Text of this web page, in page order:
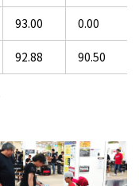
93.00 0.00
92.88 90.50